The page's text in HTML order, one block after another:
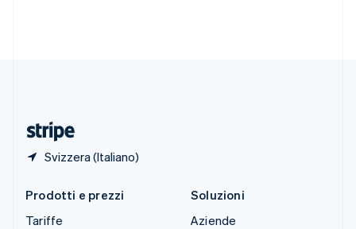
Svizzera (Italiano)
Prodotti e prezzi
Tariffe
Soluzioni
Aziende